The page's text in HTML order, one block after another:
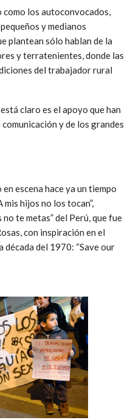
los autoconvocados,
y medianos
plantean sólo hablan de la
y terratenientes, donde las
del trabajador rural
claro es el apoyo que han
y de los grandes
escena hace ya un tiempo
hijos no los tocan”,
te metas” del Perú, que fue
con inspiración en el
del 1970: “Save our